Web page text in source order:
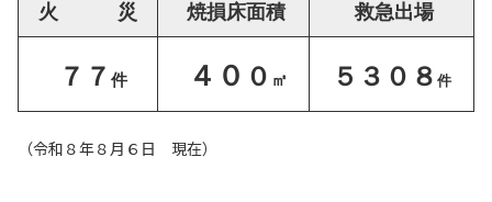
火 災 焼損床面積 救急出場
７７ 件 ４０ ０ ㎡ ５３０８ 件
（令和８年８月６日 現在）